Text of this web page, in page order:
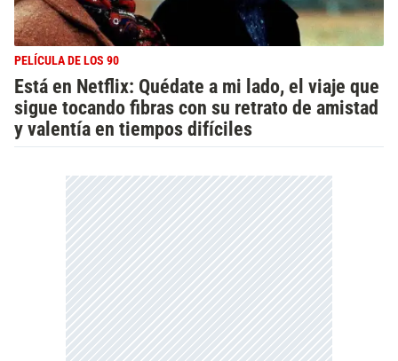
PELÍCULA DE LOS 90
Está en Netflix: Quédate a mi lado, el viaje que
sigue tocando fibras con su retrato de amistad
y valentía en tiempos difíciles